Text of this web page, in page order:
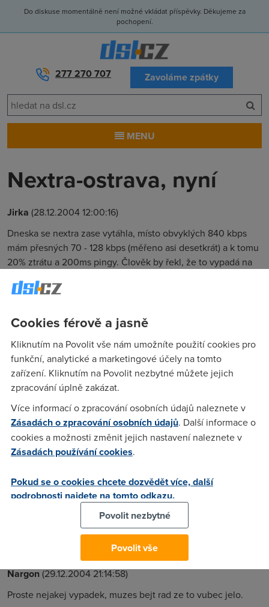
Do diskuse momentálně není možné vkládat příspěvky. Děkujeme za
pochopení.
277 270 707 Zavoláme zpátky
MENU
Nextra-ostrava, nyní
Jirka (28.12.2004 12:00:16)
Dneska se nextra zase vytáhla, místo obvyklých 840 kbps
mám přesných 70 - 128 kbps (měřeno asi desetkrát) a k tomu
20% ztrátu a 200ms pingy. Člověk by řekl, že to vypadá na
kvalita adsl bude postupně zlepšovat. Máte podobné
Nasranec(28.12.2004 12:45:04)
Jojo, klasika. Dnes 0kbs, ale za to aspon 30bps... ping kolem
5s
dutch(29.12.2004 17:11:07)
co cekas nemas garantovanou sluzbu ...
Jirka(29.12.2004 20:56:52)
Jo, příjde mi divný, že rok mi to běží bez jedinýho problému
840 kbps s pingama do 50 ms a bez ztráty a najednou je
výše popisované. Naštěstí už je vše zase OK.
Nargon(29.12.2004 21:14:58)
Proste nejakej vypadek, muzes bejt rad ze to vubec jelo.
Cookies férově a jasně
Kliknutím na Povolit vše nám umožníte použití cookies pro
funkční, analytické a marketingové účely na tomto
zařízení. Kliknutím na Povolit nezbytné můžete jejich
zpracování úplně zakázat.
Více informací o zpracování osobních údajů naleznete v
Zásadách o zpracování osobních údajů. Další informace o
cookies a možnosti změnit jejich nastavení naleznete v
Zásadách používání cookies.
Pokud se o cookies chcete dozvědět více, další
podrobnosti najdete na tomto odkazu.
Povolit nezbytné
Povolit vše